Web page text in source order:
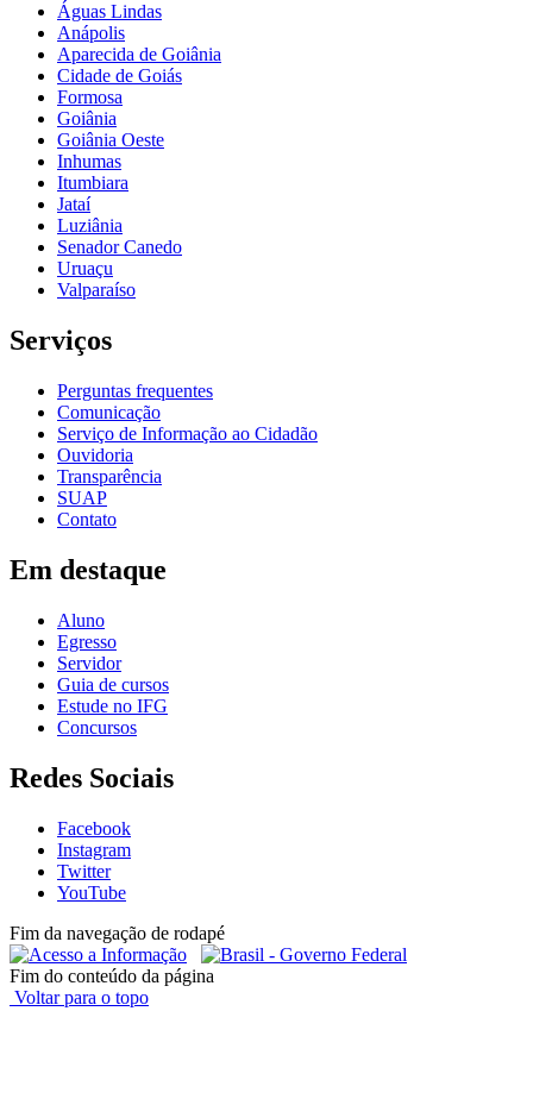
Águas Lindas
Anápolis
Aparecida de Goiânia
Cidade de Goiás
Formosa
Goiânia
Goiânia Oeste
Inhumas
Itumbiara
Jataí
Luziânia
Senador Canedo
Uruaçu
Valparaíso
Serviços
Perguntas frequentes
Comunicação
Serviço de Informação ao Cidadão
Ouvidoria
Transparência
SUAP
Contato
Em destaque
Aluno
Egresso
Servidor
Guia de cursos
Estude no IFG
Concursos
Redes Sociais
Facebook
Instagram
Twitter
YouTube
Fim da navegação de rodapé
Fim do conteúdo da página
Voltar para o topo